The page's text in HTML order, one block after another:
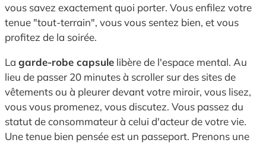
vous savez exactement quoi porter. Vous enfilez votre
tenue "tout-terrain", vous vous sentez bien, et vous
profitez de la soirée.
La garde-robe capsule libère de l'espace mental. Au
lieu de passer 20 minutes à scroller sur des sites de
vêtements ou à pleurer devant votre miroir, vous lisez,
vous vous promenez, vous discutez. Vous passez du
statut de consommateur à celui d'acteur de votre vie.
Une tenue bien pensée est un passeport. Prenons une